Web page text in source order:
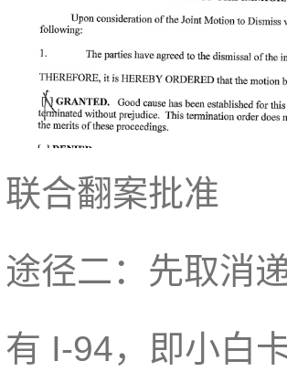
联合翻案批准
途径二：先取消
有 I-94，即小白